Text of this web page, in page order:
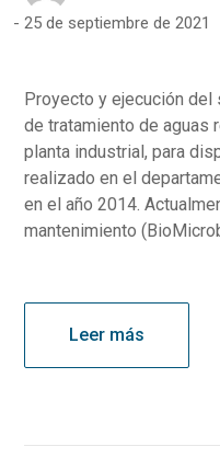
25 de septiembre de 2021
Proyecto y ejecución
de tratamiento de aguas
planta industrial, para
realizado en el
en el año 2014.
mantenimiento
Leer más